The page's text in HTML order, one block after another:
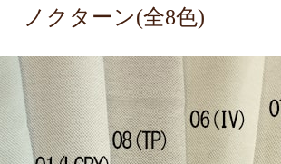
ノクターン(全8色)